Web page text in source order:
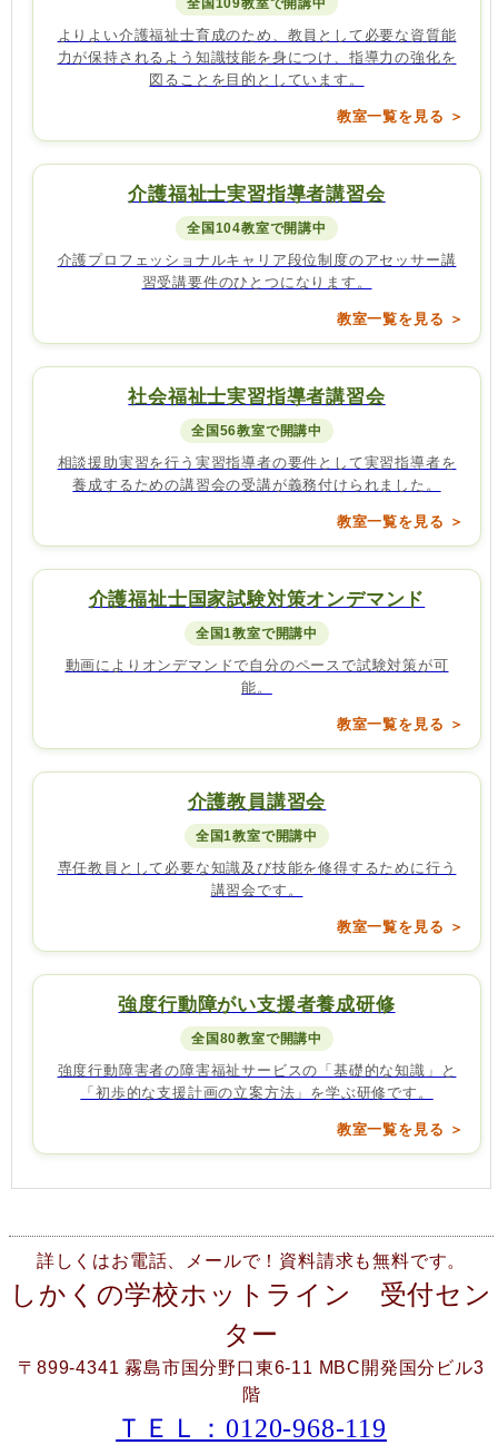
全国109教室で開講中
よりよい介護福祉士育成のため、教員として必要な資質能
力が保持されるよう知識技能を身につけ、指導力の強化を
図ることを目的としています。
教室一覧を見る ＞
介護福祉士実習指導者講習会
全国104教室で開講中
介護プロフェッショナルキャリア段位制度のアセッサー講
習受講要件のひとつになります。
教室一覧を見る ＞
社会福祉士実習指導者講習会
全国56教室で開講中
相談援助実習を行う実習指導者の要件として実習指導者を
養成するための講習会の受講が義務付けられました。
教室一覧を見る ＞
介護福祉士国家試験対策オンデマンド
全国1教室で開講中
動画によりオンデマンドで自分のペースで試験対策が可
能。
教室一覧を見る ＞
介護教員講習会
全国1教室で開講中
専任教員として必要な知識及び技能を修得するために行う
講習会です。
教室一覧を見る ＞
強度行動障がい支援者養成研修
全国80教室で開講中
強度行動障害者の障害福祉サービスの「基礎的な知識」と
「初歩的な支援計画の立案方法」を学ぶ研修です。
教室一覧を見る ＞
詳しくはお電話、メールで！資料請求も無料です。
しかくの学校ホットライン 受付セン
ター
〒899-4341 霧島市国分野口東6-11 MBC開発国分ビル3
階
ＴＥＬ：0120-968-119